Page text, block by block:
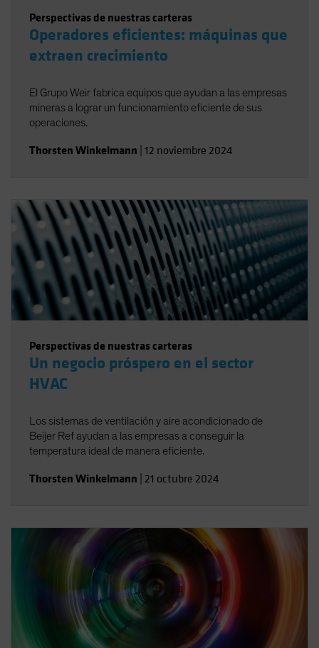
Perspectivas de nuestras carteras
Operadores eficientes: máquinas que
extraen crecimiento
El Grupo Weir fabrica equipos que ayudan a las empresas
mineras a lograr un funcionamiento eficiente de sus
operaciones.
Thorsten Winkelmann 12 noviembre 2024
Perspectivas de nuestras carteras
Un negocio próspero en el sector
HVAC
Los sistemas de ventilación y aire acondicionado de
Beijer Ref ayudan a las empresas a conseguir la
temperatura ideal de manera eficiente.
Thorsten Winkelmann 21 octubre 2024